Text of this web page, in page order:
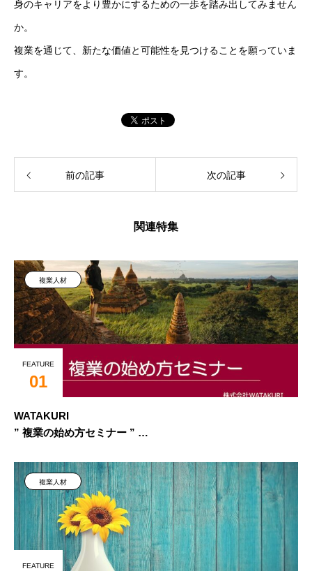
身のキャリアをより豊かにするための一歩を踏み出してみません
か。
複業を通じて、新たな価値と可能性を見つけることを願っていま
す。
前の記事 次の記事
関連特集
複業人材
FEATURE
01
WATAKURI
” 複業の始め方セミナー ”
複業人材
FEATURE